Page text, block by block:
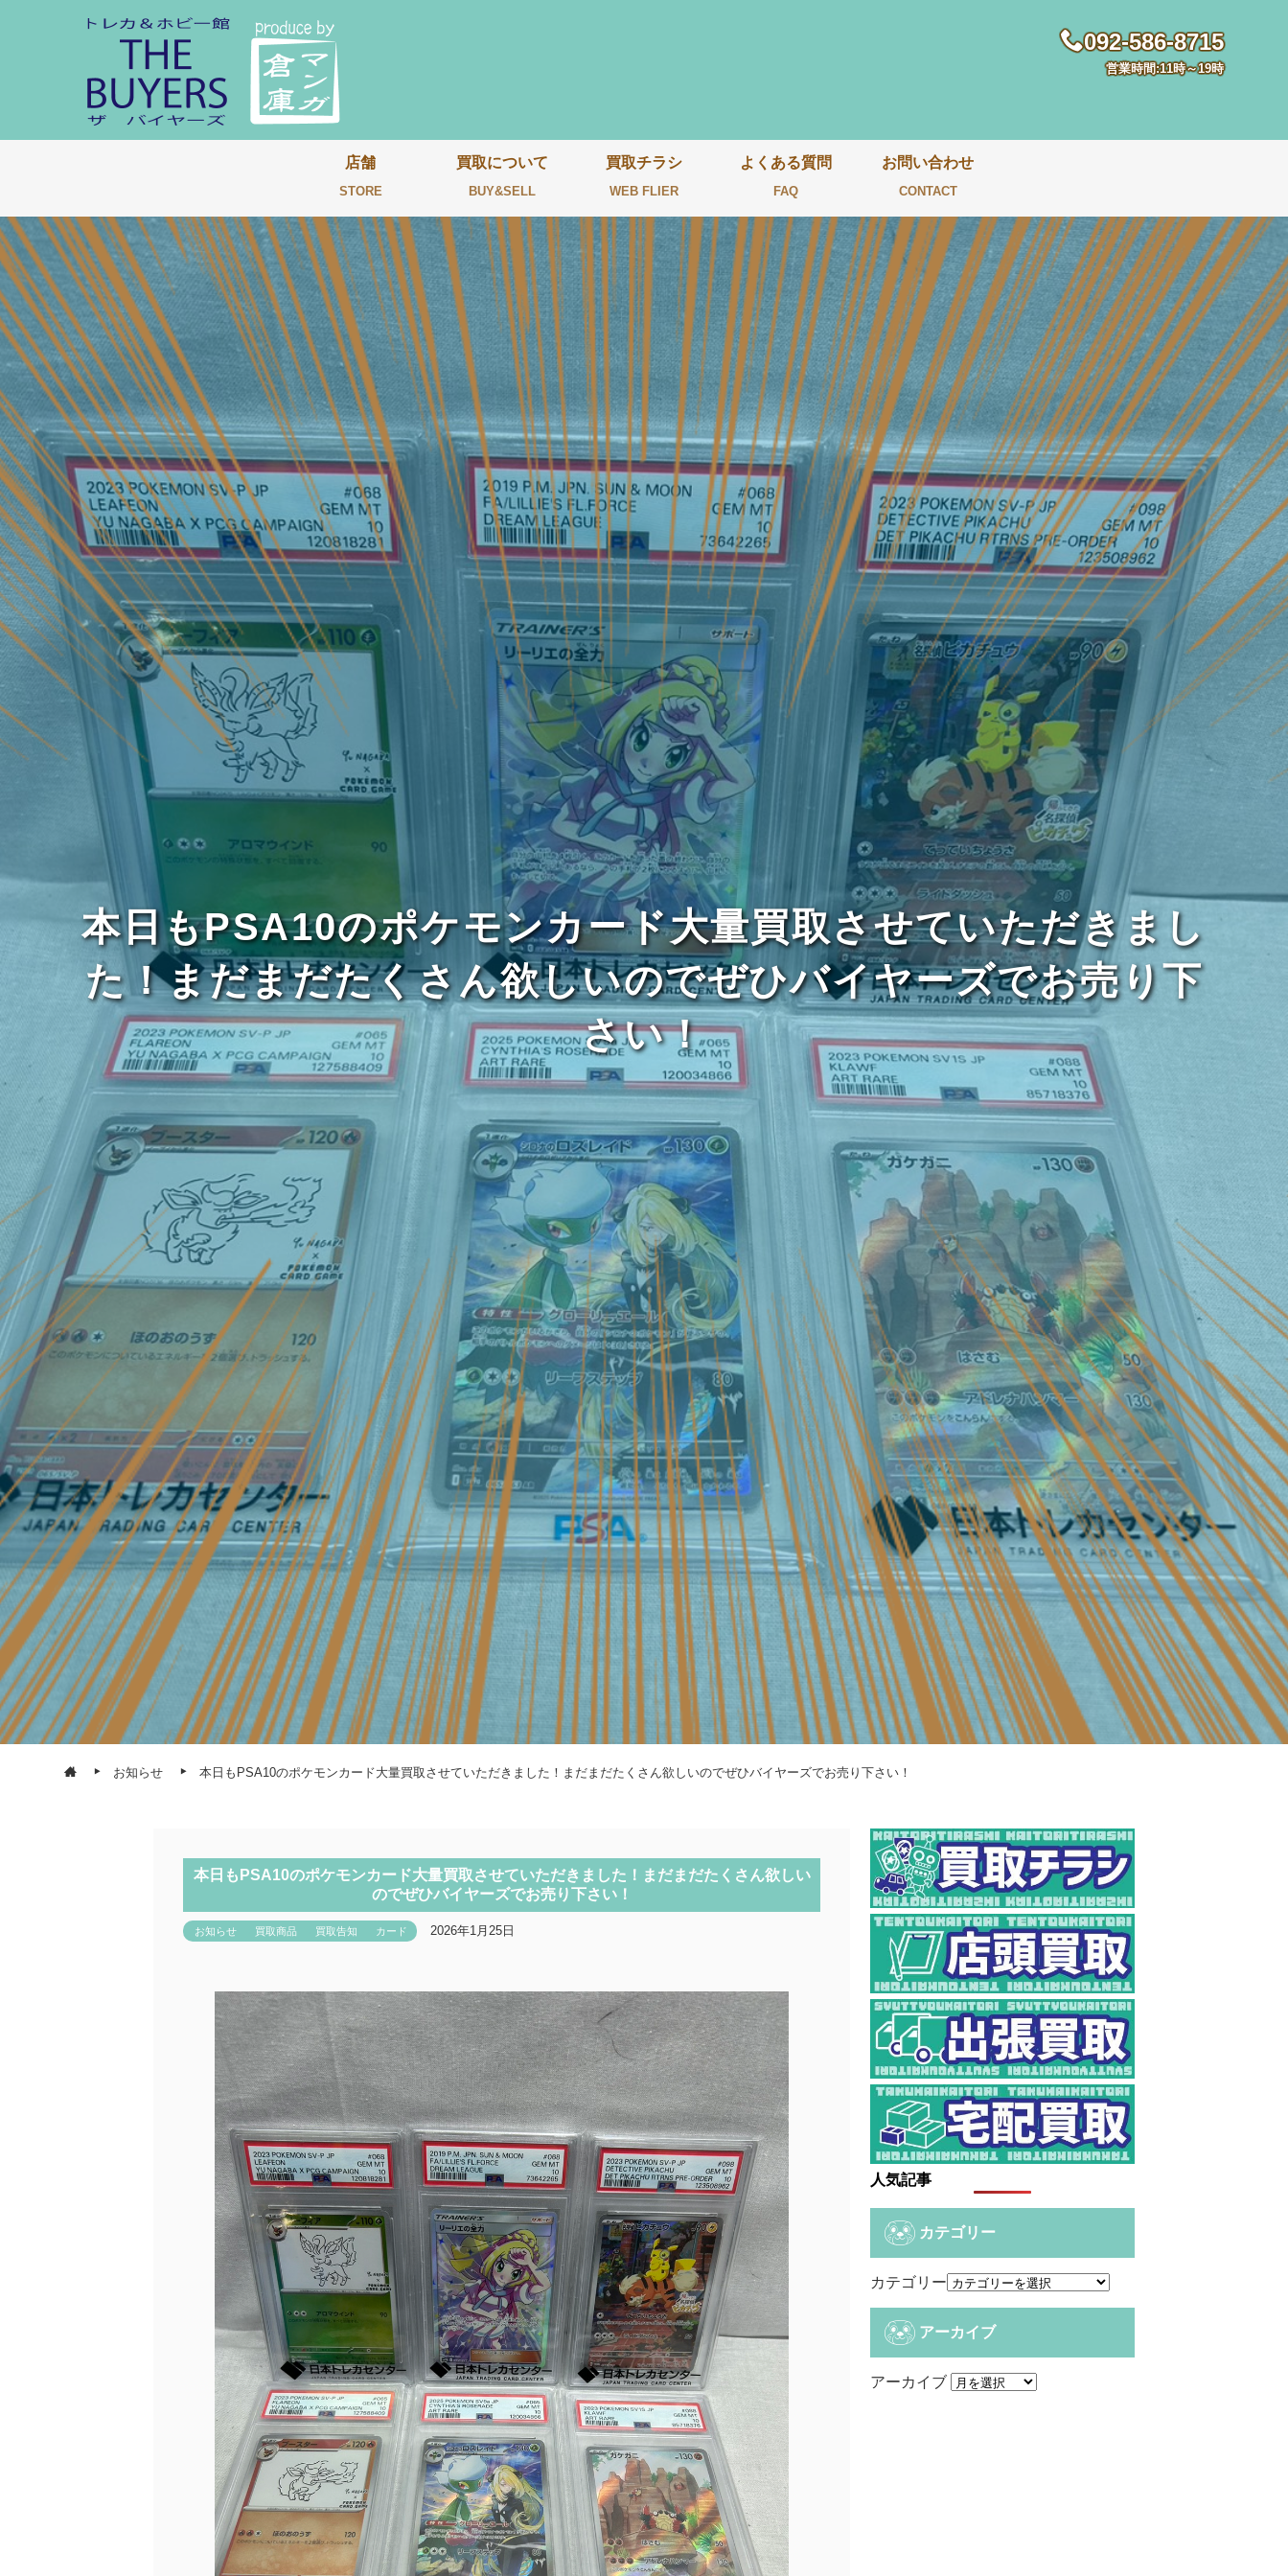
092-586-8715
営業時間:11時～19時
店舗
STORE
買取について
BUY&SELL
買取チラシ
WEB FLIER
よくある質問
FAQ
お問い合わせ
CONTACT
本日もPSA10のポケモンカード大量買取させていただきまし
た！まだまだたくさん欲しいのでぜひバイヤーズでお売り下
さい！
お知らせ 本日もPSA10のポケモンカード大量買取させていただきました！まだまだたくさん欲しいのでぜひバイヤーズでお売り下さい！
本日もPSA10のポケモンカード大量買取させていただきました！まだまだたくさん欲しい
のでぜひバイヤーズでお売り下さい！
お知らせ 買取商品 買取告知 カード 2026年1月25日
人気記事
カテゴリー
カテゴリー
アーカイブ
アーカイブ